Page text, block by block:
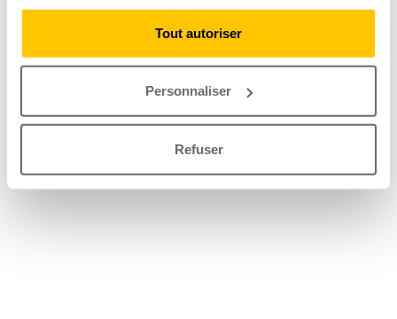
Tout autoriser
Personnaliser
Refuser